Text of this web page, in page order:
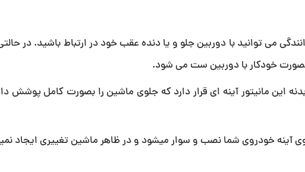
می توانید با دوربین جلو و یا دنده عقب خود در ارتباط باشید. در
خودکار با دوربین ست می شود.
این مانیتور آینه ای قرار دارد که جلوی ماشین را بصورت کامل پوشش